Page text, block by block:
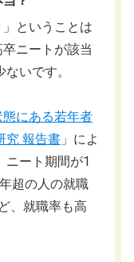
ということは
ニートが該当
いです。
にある若年者
究 報告書 」によ
ニート期間が1
超の人の就職
、就職率も高